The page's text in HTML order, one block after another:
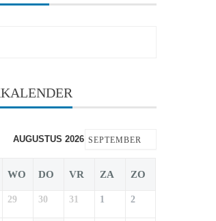
AUGUSTUS 2026 SEPTEMBER
WO DO VR ZA ZO
29 30 31 1 2